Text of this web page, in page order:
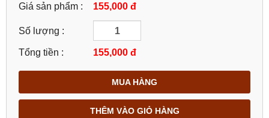
Giá sản phẩm : 155,000 đ
Số lượng :
Tổng tiền : 155,000 đ
MUA HÀNG
THÊM VÀO GIỎ HÀNG